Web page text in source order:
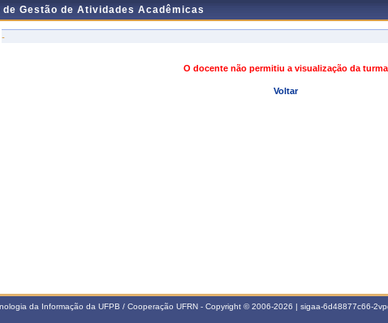
Gestão de Atividades Acadêmicas
-
O docente não permitiu a visualização da turma
Voltar
da Informação da UFPB / Cooperação UFRN - Copyright © 2006-2026 | sigaa-6d48877c66-